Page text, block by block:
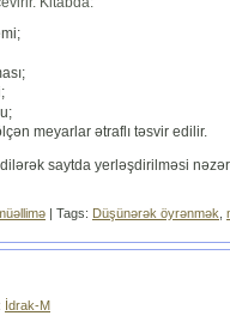
meyarlar ətraflı təsvir edilir.
saytda yerləşdirilməsi
| Tags: Düşünərək öyrənmək
İdrak-M